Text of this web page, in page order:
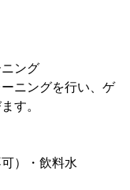
ング
ニングを行い、ゲ
す。
）・飲料水